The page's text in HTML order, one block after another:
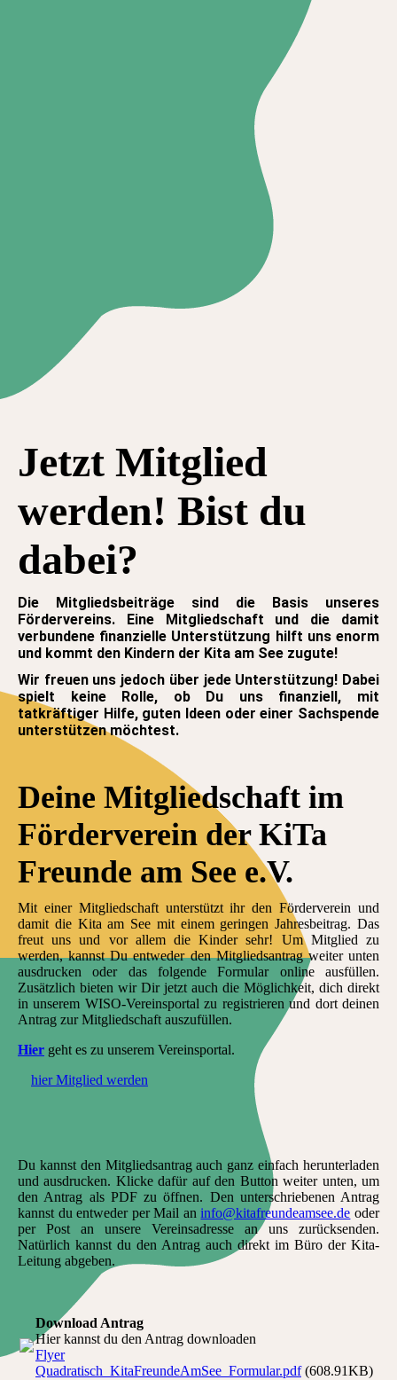
Jetzt Mitglied
werden! Bist du
dabei?
Die Mitgliedsbeiträge sind die Basis unseres
Fördervereins. Eine Mitgliedschaft und die damit
verbundene finanzielle Unterstützung hilft uns enorm
und kommt den Kindern der Kita am See zugute!
Wir freuen uns jedoch über jede Unterstützung! Dabei
spielt keine Rolle, ob Du uns finanziell, mit
tatkräftiger Hilfe, guten Ideen oder einer Sachspende
unterstützen möchtest.
Deine Mitgliedschaft im
Förderverein der KiTa
Freunde am See e.V.
Mit einer Mitgliedschaft unterstützt ihr den Förderverein und
damit die Kita am See mit einem geringen Jahresbeitrag. Das
freut uns und vor allem die Kinder sehr! Um Mitglied zu
werden, kannst Du entweder den Mitgliedsantrag weiter unten
ausdrucken oder das folgende Formular online ausfüllen.
Zusätzlich bieten wir Dir jetzt auch die Möglichkeit, dich direkt
in unserem WISO-Vereinsportal zu registrieren und dort deinen
Antrag zur Mitgliedschaft auszufüllen.
Hier geht es zu unserem Vereinsportal.
hier Mitglied werden
Du kannst den Mitgliedsantrag auch ganz einfach herunterladen
und ausdrucken. Klicke dafür auf den Button weiter unten, um
den Antrag als PDF zu öffnen. Den unterschriebenen Antrag
kannst du entweder per Mail aninfo@kitafreundeamsee.de oder
per Post an unsere Vereinsadresse an uns zurücksenden.
Natürlich kannst du den Antrag auch direkt im Büro der Kita-
Leitung abgeben.
Download Antrag
Hier kannst du den Antrag downloaden
Flyer
Quadratisch_KitaFreundeAmSee_Formular.pdf(608.91KB)